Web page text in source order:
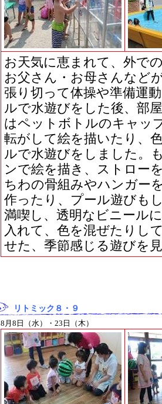
お天気に恵まれて、外で
お父さん・お母さんなど
張り切って体操や準備運
ルで水遊びをした後、部
はペットボトルのキャッ
転がして絵を描いたり、
ルで水遊びをしました。
ンで絵を描き、ストロー
ちわの骨組みやハンガー
作ったり、プール遊びも
満喫し、透明なビニール
入れて、色を混ぜたりし
せた、季節感じる遊びを
リトミック８・９
8月8日（水）・23日（木）